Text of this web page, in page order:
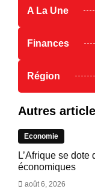
A La Une
Finances
Région
Autres
Economie
L’Afrique se
économiques
août 6, 2026